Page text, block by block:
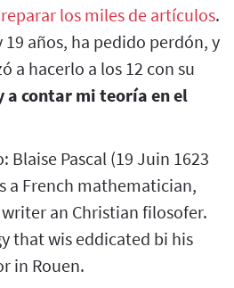
los miles de artículos.
años, ha pedido perdón, y
a hacerlo a los 12 con su
a contar mi teoría en el
Blaise Pascal (19 Juin 1623
a French mathematician,
an Christian filosofer.
that wis eddicated bi his
in Rouen.